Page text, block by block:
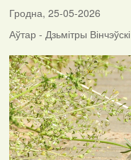
Гродна, 25-05-2026
Аўтар - Дзьмітры Вінчэўскі